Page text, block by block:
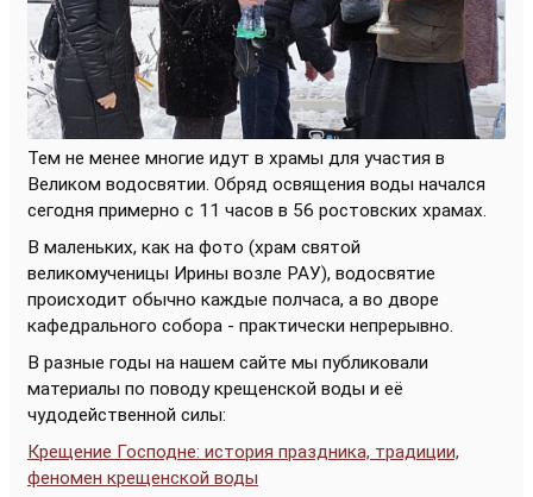
Тем не менее многие идут в храмы для участия в
Великом водосвятии. Обряд освящения воды начался
сегодня примерно с 11 часов в 56 ростовских храмах.
В маленьких, как на фото (храм святой
великомученицы Ирины возле РАУ), водосвятие
происходит обычно каждые полчаса, а во дворе
кафедрального собора - практически непрерывно.
В разные годы на нашем сайте мы публиковали
материалы по поводу крещенской воды и её
чудодейственной силы:
Крещение Господне: история праздника, традиции,
феномен крещенской воды